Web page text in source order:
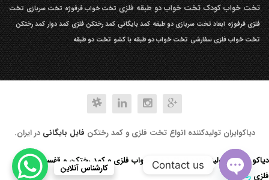
تخت خواب کودک تخت خواب دو طبقه فلزی تخت خواب فرفوژه تخت سربازی تخت
فلزی فرفوژه ابعاد تخت سربازی دو طبقه کمد بایگانی کمد رختکن فلزی کمد دوار کمد رختکن
تخت خواب فلزی سفارشی تخت خواب دو طبقه با کشو تخت دو طبقه
دیاکوایران تولیدکننده انواع تخت فلزی و کمد رختکن فایل بایگانی در ایران.
کارشناس آنلاین
دیاکو صنعت تولید کننده انواع تخت خواب فلزی و کمد رختکن و قفسه کتابخانه
فلزی رد کردن
Contact us